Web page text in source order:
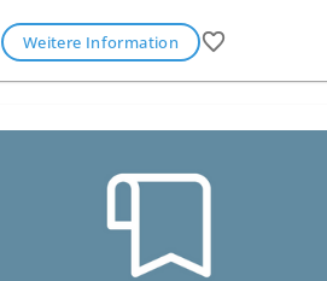
Weitere Information